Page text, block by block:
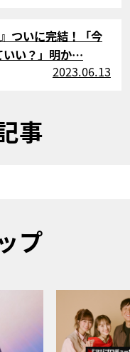
ついに完結！「今
いい？」明か…
2023.06.13
事
プ